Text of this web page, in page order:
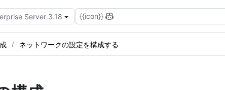
Server 3.18 {{icon}}
ネットワークの設定を構成する